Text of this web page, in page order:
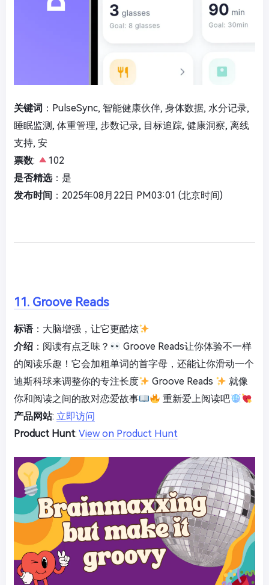
关键词 ：PulseSync, 智能健康伙伴, 身体数据, 水分记录,
睡眠监测, 体重管理, 步数记录, 目标追踪, 健康洞察, 离线
支持, 安
票数:
102
是否精选：是
发布时间 ：2025年08月22日 PM03:01 (北京时间)
11. Groove Reads
标语：大脑增强，让它更酷炫
介绍 ：阅读有点乏味？
Groove Reads让你体验不一样
的阅读乐趣！它会加粗单词的首字母，还能让你滑动一个
迪斯科球来调整你的专注长度
Groove Reads
就像
你和阅读之间的敌对恋爱故事
重新爱上阅读吧
产品网站: 立即访问
Product Hunt: View on Product Hunt